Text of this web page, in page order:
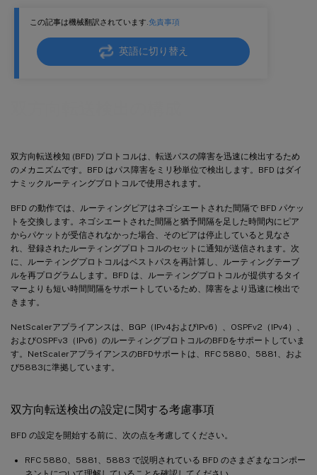
この記事は機械翻訳されています.免責事項
英語に切り替え
双方向転送検知 (BFD) プロトコルは、転送パスの障害を迅速に検出するため
のメカニズムです。BFD はパス障害をミリ秒単位で検出します。BFD はダイ
ナミックルーティングプロトコルで使用されます。
BFD の動作では、ルーティングピアはネゴシエートされた間隔で BFD パケッ
トを交換します。ネゴシエートされた間隔と猶予間隔を足した時間内にピア
からパケットが受信されなかった場合、そのピアは停止していると見なさ
れ、登録されたルーティングプロトコルのセットに通知が送信されます。次
に、ルーティングプロトコルはベストパスを再計算し、ルーティングテーブ
ルを再プログラムします。BFD は、ルーティングプロトコルが提供するタイ
マーよりも短い時間間隔をサポートしているため、障害をより迅速に検出で
きます。
NetScalerアプライアンスは、BGP（IPv4およびIPv6）、OSPFv2（IPv4）、
およびOSPFv3（IPv6）のルーティングプロトコルのBFDをサポートしていま
す。NetScalerアプライアンスのBFDサポートは、RFC 5880、5881、およ
び5883に準拠しています。
双方向転送検出の設定に関する考慮事項
BFD の設定を開始する前に、次の点を考慮してください。
RFC 5880、5881、5883 で説明されている BFD のさまざまなコンポー